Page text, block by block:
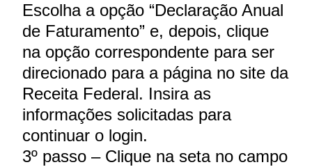
Escolha a opção “Declaração Anual
de Faturamento” e, depois, clique
na opção correspondente para ser
direcionado para a página no site da
Receita Federal. Insira as
informações solicitadas para
continuar o login.
3º passo – Clique na seta no campo